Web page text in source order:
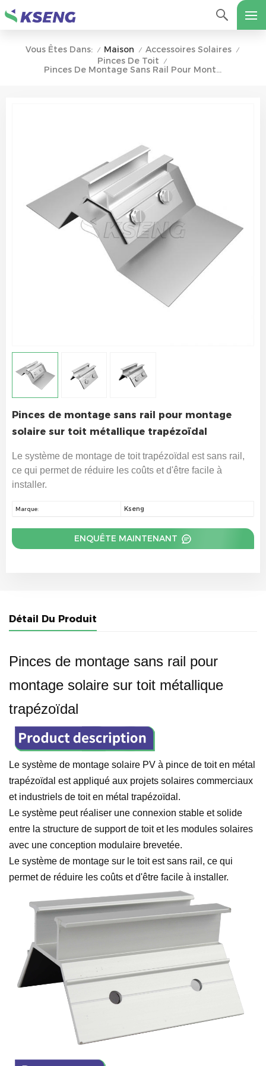
Vous Êtes Dans: / Maison / Accessoires Solaires /
Pinces De Toit /
Pinces De Montage Sans Rail Pour Montage Solaire Sur Toit Métallique Trapézoïdal
Pinces de montage sans rail pour montage
solaire sur toit métallique trapézoïdal
Le système de montage de toit trapézoïdal est sans rail,
ce qui permet de réduire les coûts et d'être facile à
installer.
Marque: Kseng
ENQUÊTE MAINTENANT
Détail Du Produit
Pinces de montage sans rail pour
montage solaire sur toit métallique
trapézoïdal
Le système de montage solaire PV à pince de toit en métal
trapézoïdal est appliqué aux projets solaires commerciaux
et industriels de toit en métal trapézoïdal.
Le système peut réaliser une connexion stable et solide
entre la structure de support de toit et les modules solaires
avec une conception modulaire brevetée.
Le système de montage sur le toit est sans rail, ce qui
permet de réduire les coûts et d'être facile à installer.